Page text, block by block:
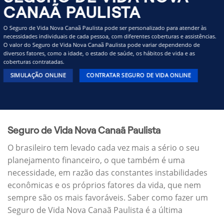
CANAÃ PAULISTA
O Seguro de Vida Nova Canaã Paulista pode ser personalizado para atender às
necessidades individuais de cada pessoa, com diferentes coberturas e assistências.
O valor do Seguro de Vida Nova Canaã Paulista pode variar dependendo de
diversos fatores, como a idade, o estado de saúde, os hábitos de vida e as
coberturas contratadas.
SIMULAÇÃO ONLINE CONTRATAR SEGURO DE VIDA ONLINE
Seguro de Vida Nova Canaã Paulista
O brasileiro tem levado cada vez mais a sério o seu
planejamento financeiro, o que também é uma
necessidade, em razão das constantes instabilidades
econômicas e os próprios fatores da vida, que nem
sempre são os mais favoráveis. Saber como fazer um
Seguro de Vida Nova Canaã Paulista é a última